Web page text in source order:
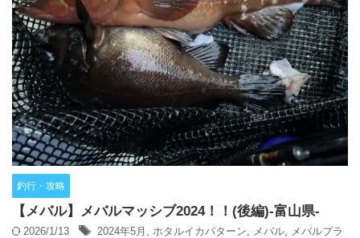
釣行・攻略
【メバル】メバルマッシブ2024！！(後編)-富山県-
2026/1/13 2024年5月 ホタルイカパターン メバル
メバルプラ